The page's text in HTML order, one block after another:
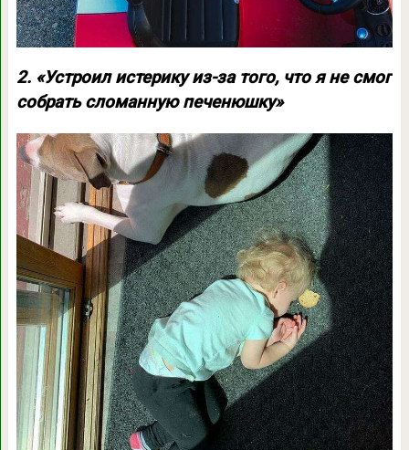
2. «Устроил истерику из-за того, что я не смог
собрать сломанную печенюшку»